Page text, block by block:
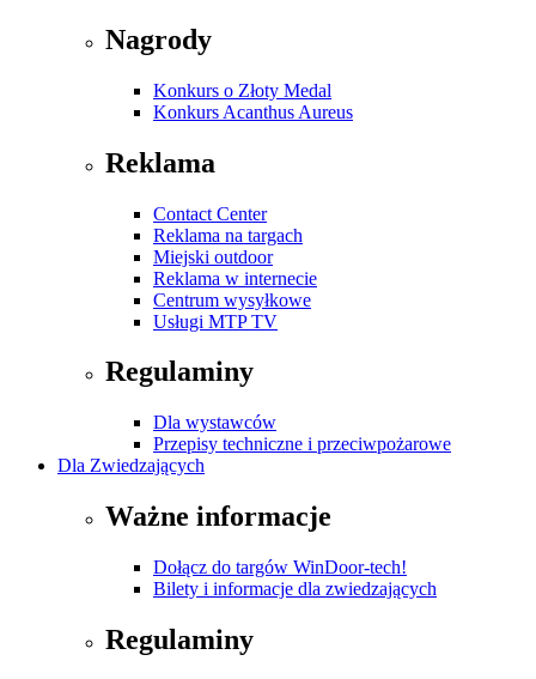
Nagrody
Konkurs o Złoty Medal
Konkurs Acanthus Aureus
Reklama
Contact Center
Reklama na targach
Miejski outdoor
Reklama w internecie
Centrum wysyłkowe
Usługi MTP TV
Regulaminy
Dla wystawców
Przepisy techniczne i przeciwpożarowe
Dla Zwiedzających
Ważne informacje
Dołącz do targów WinDoor-tech!
Bilety i informacje dla zwiedzających
Regulaminy